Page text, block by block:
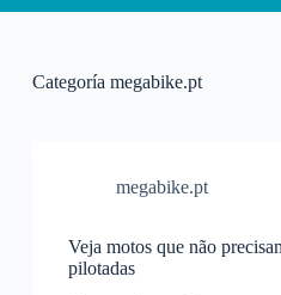
nCategoría megabike.pt
megabike.pt
Veja motos que não
pilotadas